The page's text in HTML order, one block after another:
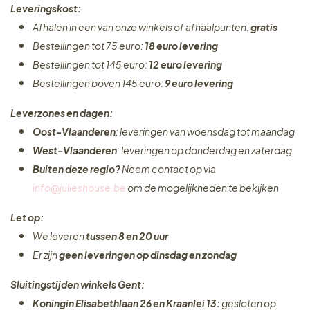
Leveringskost:
Afhalen in een van onze winkels of afhaalpunten:gratis
Bestellingen tot 75 euro: 18 euro levering
Bestellingen tot 145 euro: 12 euro levering
Bestellingen boven 145 euro: 9 euro levering
Leverzones en dagen:
Oost-Vlaanderen: leveringen van woensdag tot maandag
West-Vlaanderen: leveringen op donderdag en zaterdag
Buiten deze regio?Neem contact op via
info@julieshouse.beom de mogelijkheden te bekijken
Let op:
We leverentussen 8 en 20 uur
Er zijngeen leveringenop dinsdag en zondag
Sluitingstijden winkels Gent:
Koningin Elisabethlaan 26 en Kraanlei 13:gesloten op